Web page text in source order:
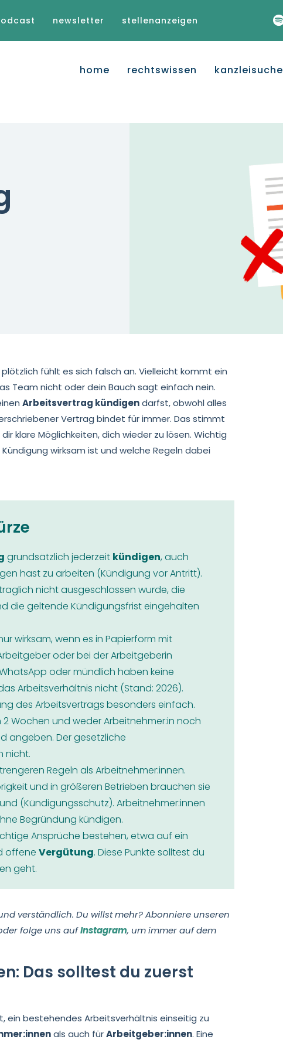
newsletter stellenanzeigen
home rechtswissen kanzleisuche
fühlt es sich falsch an. Vielleicht kommt ein
Team nicht oder dein Bauch sagt einfach nein.
Arbeitsvertrag kündigendarfst, obwohl alles
Vertrag bindet für immer. Das stimmt
klare Möglichkeiten, dich wieder zu lösen. Wichtig
wirksam ist und welche Regeln dabei
grundsätzlich jederzeit kündigen, auch
hast zu arbeiten (Kündigung vor Antritt).
nicht ausgeschlossen wurde, die
die geltende Kündigungsfrist eingehalten
wirksam, wenn es in Papierform mit
oder bei der Arbeitgeberin
oder mündlich haben keine
Arbeitsverhältnis nicht (Stand: 2026).
des Arbeitsvertrags besonders einfach.
Wochen und weder Arbeitnehmer:in noch
angeben. Der gesetzliche
nicht.
Regeln als Arbeitnehmer:innen.
und in größeren Betrieben brauchen sie
(Kündigungsschutz). Arbeitnehmer:innen
Begründung kündigen.
Ansprüche bestehen, etwa auf ein
offene Vergütung. Diese Punkte solltest du
geht.
verständlich. Du willst mehr? Abonniere unseren
folge uns aufInstagram, um immer auf dem
Das solltest du zuerst
ein bestehendes Arbeitsverhältnis einseitig zu
als auch fürArbeitgeber:innen. Eine